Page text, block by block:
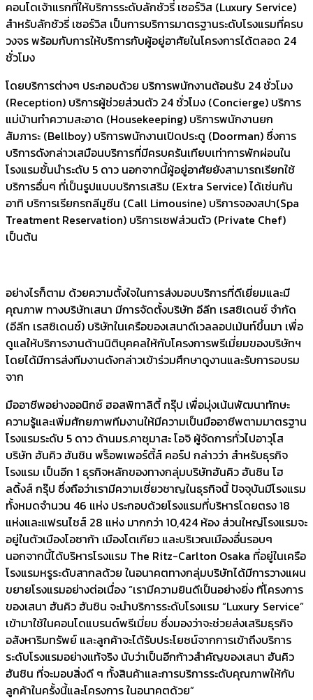
คอนโดเจ้าแรกที่ให้บริการระดับลักชัวรี่ เซอร์วิส (Luxury Service)
สำหรับลักชัวรี่ เซอร์วิส เป็นการบริการมาตรฐานระดับโรงแรมที่ครบ
วงจร พร้อมกับการให้บริการกับผู้อยู่อาศัยในโครงการได้ตลอด 24
ชั่วโมง
โดยบริการต่างๆ ประกอบด้วย บริการพนักงานต้อนรับ 24 ชั่วโมง
(Reception) บริการผู้ช่วยส่วนตัว 24 ชั่วโมง (Concierge) บริการ
แม่บ้านทำความสะอาด (Housekeeping) บริการพนักงานยก
สัมภาระ (Bellboy) บริการพนักงานเปิดประตู (Doorman) ซึ่งการ
บริการดังกล่าวเสมือนบริการที่มีครบครันเทียบเท่าการพักผ่อนใน
โรงแรมชั้นนำระดับ 5 ดาว นอกจากนี้ผู้อยู่อาศัยยังสามารถเรียกใช้
บริการอื่นๆ ที่เป็นรูปแบบบริการเสริม (Extra Service) ได้เช่นกัน
อาทิ บริการเรียกรถลีมูซีน (Call Limousine) บริการจองสปา(Spa
Treatment Reservation) บริการเชฟส่วนตัว (Private Chef)
เป็นต้น
อย่างไรก็ตาม ด้วยความตั้งใจในการส่งมอบบริการที่ดีเยี่ยมและมี
คุณภาพ ทางบริษัทเสนา มีการจัดตั้งบริษัท อีลีท เรสซิเดนซ์ จำกัด
(อีลีท เรสซิเดนซ์) บริษัทในเครือของเสนาดีเวลลอปเม้นท์ขึ้นมา เพื่อ
ดูแลให้บริการงานด้านนิติบุคคลให้กับโครงการพรีเมี่ยมของบริษัทฯ
โดยได้มีการส่งทีมงานดังกล่าวเข้าร่วมศึกษาดูงานและรับการอบรม
จาก
มืออาชีพอย่างออนิกซ์ ฮอสพิทาลิตี้ กรุ๊ป เพื่อมุ่งเน้นพัฒนาทักษะ
ความรู้และเพิ่มศักยภาพทีมงานให้มีความเป็นมืออาชีพตามมาตรฐาน
โรงแรมระดับ 5 ดาว ด้านมร.คาซุมาสะ โอจิ ผู้จัดการทั่วไปอาวุโส
บริษัท ฮันคิว ฮันชิน พร็อพเพอร์ตี้ส์ คอร์ป กล่าวว่า สำหรับธุรกิจ
โรงแรม เป็นอีก 1 ธุรกิจหลักของทางกลุ่มบริษัทฮันคิว ฮันชิน โฮ
ลดิ้งส์ กรุ๊ป ซึ่งถือว่าเรามีความเชี่ยวชาญในธุรกิจนี้ ปัจจุบันมีโรงแรม
ทั้งหมดจำนวน 46 แห่ง ประกอบด้วยโรงแรมที่บริหารโดยตรง 18
แห่งและแฟรนไชส์ 28 แห่ง มากกว่า 10,424 ห้อง ส่วนใหญ่โรงแรมจะ
อยู่ในตัวเมืองโอซาก้า เมืองโตเกียว และบริเวณเมืองอื่นรอบๆ
นอกจากนี้ได้บริหารโรงแรม The Ritz-Carlton Osaka ที่อยู่ในเครือ
โรงแรมหรูระดับสากลด้วย ในอนาคตทางกลุ่มบริษัทได้มีการวางแผน
ขยายโรงแรมอย่างต่อเนื่อง “เรามีความยินดีเป็นอย่างยิ่ง ที่โครงการ
ของเสนา ฮันคิว ฮันชิน จะนำบริการระดับโรงแรม “Luxury Service”
เข้ามาใช้ในคอนโดแบรนด์พรีเมี่ยม ซึ่งมองว่าจะช่วยส่งเสริมธุรกิจ
อสังหาริมทรัพย์ และลูกค้าจะได้รับประโยชน์จากการเข้าถึงบริการ
ระดับโรงแรมอย่างแท้จริง นับว่าเป็นอีกก้าวสำคัญของเสนา ฮันคิว
ฮันชิน ที่จะมอบสิ่งดี ๆ ทั้งสินค้าและการบริการระดับคุณภาพให้กับ
ลูกค้าในครั้งนี้และโครงการ ในอนาคตด้วย”